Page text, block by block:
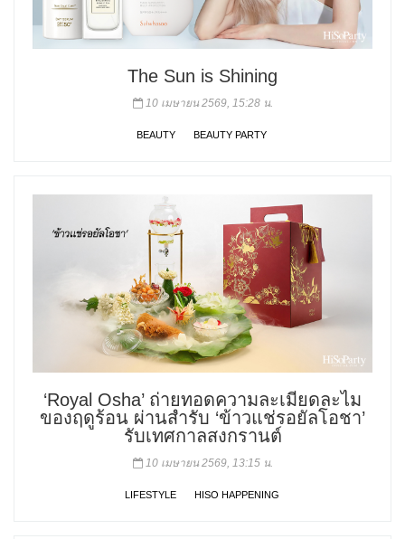
The Sun is Shining
10 เมษายน 2569, 15:28 น.
BEAUTY BEAUTY PARTY
‘Royal Osha’ ถ่ายทอดความละเมียดละไม
ของฤดูร้อน ผ่านสำรับ ‘ข้าวแช่รอยัลโอชา’
รับเทศกาลสงกรานต์
10 เมษายน 2569, 13:15 น.
LIFESTYLE HISO HAPPENING